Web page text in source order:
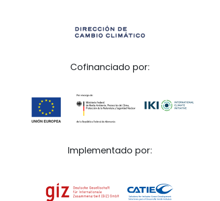
Cofinanciado por:
Implementado por: